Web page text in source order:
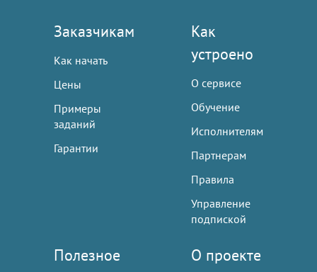
Заказчикам
Как начать
Цены
Примеры
заданий
Гарантии
Как
устроено
О сервисе
Обучение
Исполнителям
Партнерам
Правила
Управление
подпиской
Полезное О проекте